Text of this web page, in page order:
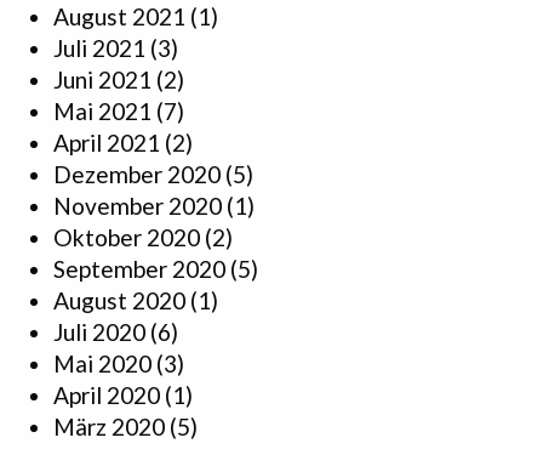
August 2021 (1)
Juli 2021 (3)
Juni 2021 (2)
Mai 2021 (7)
April 2021 (2)
Dezember 2020 (5)
November 2020 (1)
Oktober 2020 (2)
September 2020 (5)
August 2020 (1)
Juli 2020 (6)
Mai 2020 (3)
April 2020 (1)
März 2020 (5)